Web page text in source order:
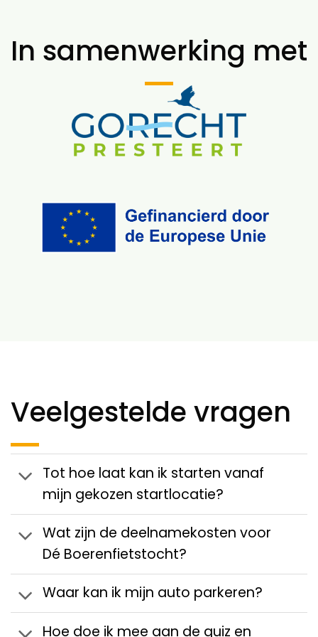
In samenwerking met
Veelgestelde vragen
Tot hoe laat kan ik starten vanaf
mijn gekozen startlocatie?
Wat zijn de deelnamekosten voor
Dé Boerenfietstocht?
Waar kan ik mijn auto parkeren?
Hoe doe ik mee aan de quiz en